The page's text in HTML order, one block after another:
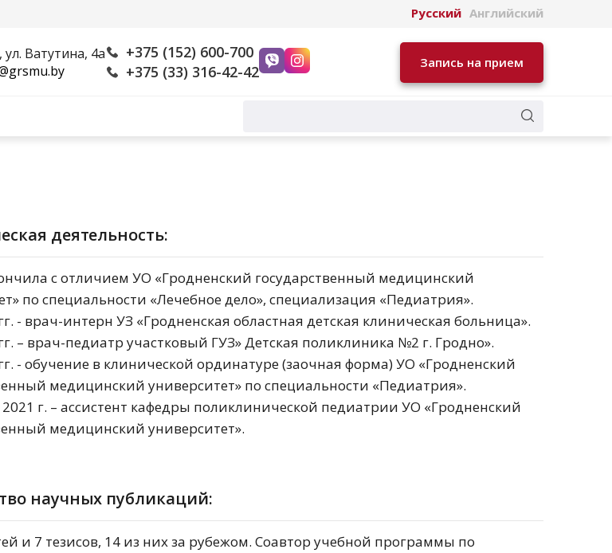
Русский Английский
ул. Ватутина, 4а
+375 (152) 600-700
+375 (33) 316-42-42
Запись на прием
деятельность:
с отличием УО «Гродненский государственный медицинский
по специальности «Лечебное дело», специализация «Педиатрия».
- врач-интерн УЗ «Гродненская областная детская клиническая больница».
– врач-педиатр участковый ГУЗ» Детская поликлиника №2 г. Гродно».
- обучение в клинической ординатуре (заочная форма) УО «Гродненский
медицинский университет» по специальности «Педиатрия».
2021 г. – ассистент кафедры поликлинической педиатрии УО «Гродненский
медицинский университет».
научных публикаций:
и 7 тезисов, 14 из них за рубежом. Соавтор учебной программы по